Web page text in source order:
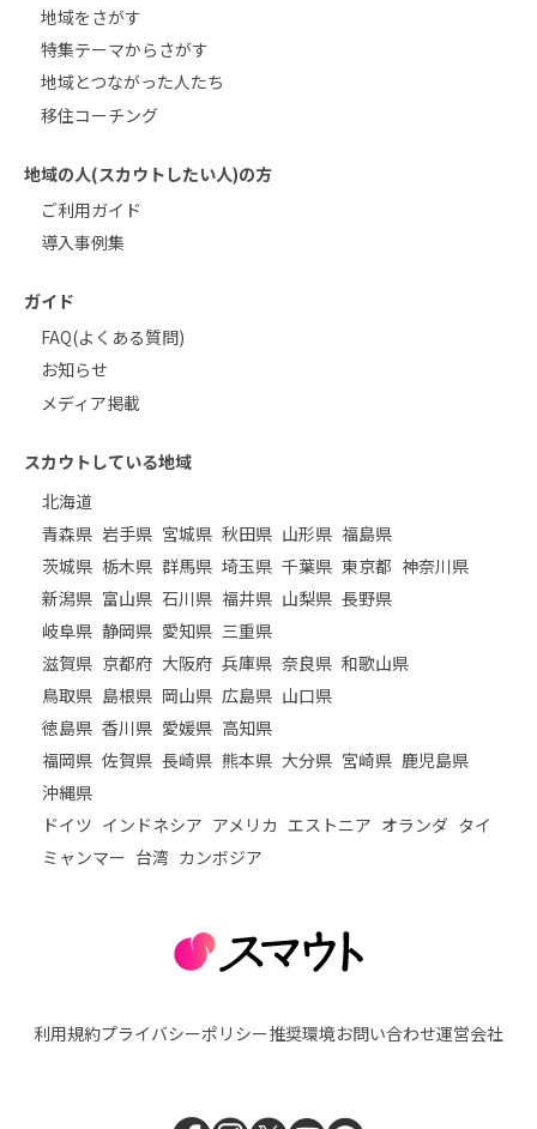
地域をさがす
特集テーマからさがす
地域とつながった人たち
移住コーチング
地域の人(スカウトしたい人)の方
ご利用ガイド
導入事例集
ガイド
FAQ(よくある質問)
お知らせ
メディア掲載
スカウトしている地域
北海道
青森県 岩手県 宮城県 秋田県 山形県 福島県
茨城県 栃木県 群馬県 埼玉県 千葉県 東京都 神奈川県
新潟県 富山県 石川県 福井県 山梨県 長野県
岐阜県 静岡県 愛知県 三重県
滋賀県 京都府 大阪府 兵庫県 奈良県 和歌山県
鳥取県 島根県 岡山県 広島県 山口県
徳島県 香川県 愛媛県 高知県
福岡県 佐賀県 長崎県 熊本県 大分県 宮崎県 鹿児島県
沖縄県
ドイツ インドネシア アメリカ エストニア オランダ タイ
ミャンマー 台湾 カンボジア
利用規約プライバシーポリシー推奨環境お問い合わせ運営会社